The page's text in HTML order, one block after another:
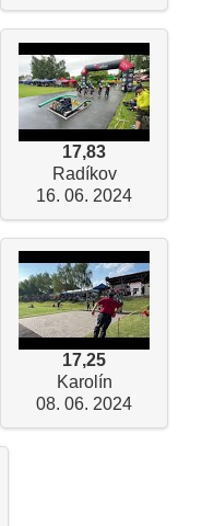
17,83
Radíkov
16. 06. 2024
17,25
Karolín
08. 06. 2024